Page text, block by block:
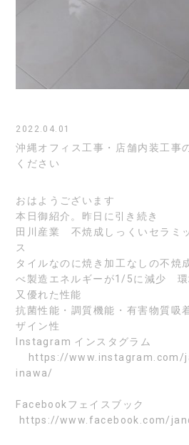
2022.04.01
沖縄オフィス工事・店舗内装工事
ください
おはようございます
本日御紹介。昨日に引き続き
田川産業 不焼成しっくいセラミ
ス
タイルなのに焼き加工なしの不焼
べ製造エネルギーが1/5に減少 環
又優れた性能
抗菌性能・調質機能・有害物質吸
ザイン性
Instagram インスタグラム
https://www.instagram.com/
inawa/
Facebookフェイスブック
https://www.facebook.com/